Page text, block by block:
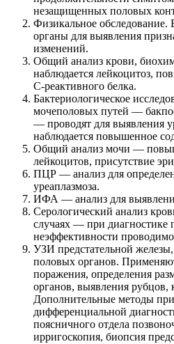
незащищенных половых
Физикальное обследование.
органы для выявления
изменений.
Общий анализ крови,
наблюдается лейкоцитоз,
С-реактивного белка.
Бактериологическое
мочеполовых путей —
— проводят для выявления
наблюдается повышенное
Общий анализ мочи —
лейкоцитов, присутствие
ПЦР — анализ для
уреаплазмоза.
ИФА — анализ для
Серологический анализ
случаях — при диагностике
неэффективности
УЗИ предстательной
половых органов.
поражения, определения
органов, выявления рубцов,
Дополнительные методы
дифференциальной
поясничного отдела
ирригоскопия, биопсия